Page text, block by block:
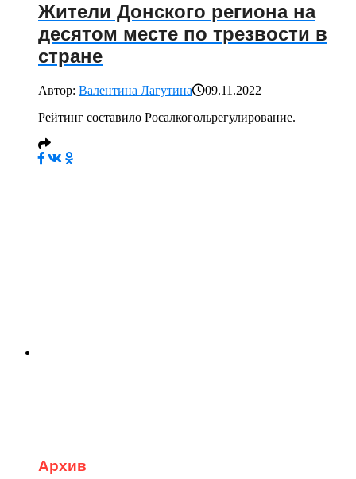
Жители Донского региона на
десятом месте по трезвости в
стране
Автор: Валентина Лагутина
09.11.2022
Рейтинг составило Росалкогольрегулирование.
Архив